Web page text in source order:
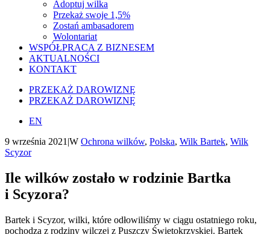
Adoptuj wilka
Przekaż swoje 1,5%
Zostań ambasadorem
Wolontariat
WSPÓŁPRACA Z BIZNESEM
AKTUALNOŚCI
KONTAKT
PRZEKAŻ DAROWIZNĘ
PRZEKAŻ DAROWIZNĘ
EN
9 września 2021 |W Ochrona wilków, Polska, Wilk Bartek, Wilk
Scyzor
Ile wilków zostało w rodzinie Bartka
i Scyzora?
Bartek i Scyzor, wilki, które odłowiliśmy w ciągu ostatniego roku,
pochodzą z rodziny wilczej z Puszczy Świętokrzyskiej. Bartek